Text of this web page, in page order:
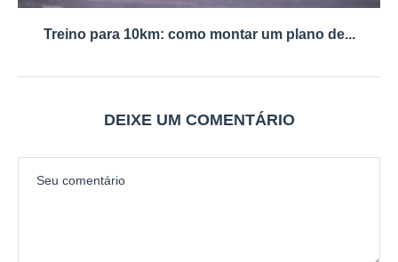
Treino para 10km: como montar um plano de...
DEIXE UM COMENTÁRIO